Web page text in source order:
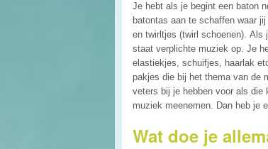
Je hebt als je begint een baton
batontas aan te schaffen waar
en twirltjes (twirl schoenen). Als
staat verplichte muziek op. Je
elastiekjes, schuifjes, haarlak
pakjes die bij het thema van de
veters bij je hebben voor als die
muziek meenemen. Dan heb je
Wat doe je